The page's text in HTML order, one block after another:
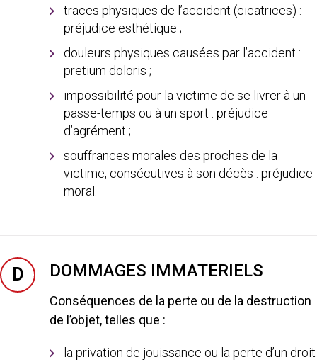
traces physiques de l’accident (cicatrices) :
préjudice esthétique ;
douleurs physiques causées par l’accident :
pretium doloris ;
impossibilité pour la victime de se livrer à un
passe-temps ou à un sport : préjudice
d’agrément ;
souffrances morales des proches de la
victime, consécutives à son décès : préjudice
moral.
D DOMMAGES IMMATERIELS
Conséquences de la perte ou de la destruction
de l’objet, telles que :
la privation de jouissance ou la perte d’un droit